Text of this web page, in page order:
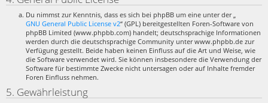
Du nimmst zur Kenntnis, dass es sich bei phpBB um eine unter der „
GNU General Public License v2“ (GPL) bereitgestellten Foren-Software von
phpBB Limited (www.phpbb.com) handelt; deutschsprachige Informationen
werden durch die deutschsprachige Community unter www.phpbb.de zur
Verfügung gestellt. Beide haben keinen Einfluss auf die Art und Weise, wie
die Software verwendet wird. Sie können insbesondere die Verwendung der
Software für bestimmte Zwecke nicht untersagen oder auf Inhalte fremder
Foren Einfluss nehmen.
5. Gewährleistung